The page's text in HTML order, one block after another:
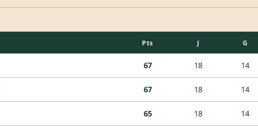
Pts J G
67 18 14
67 18 14
65 18 14